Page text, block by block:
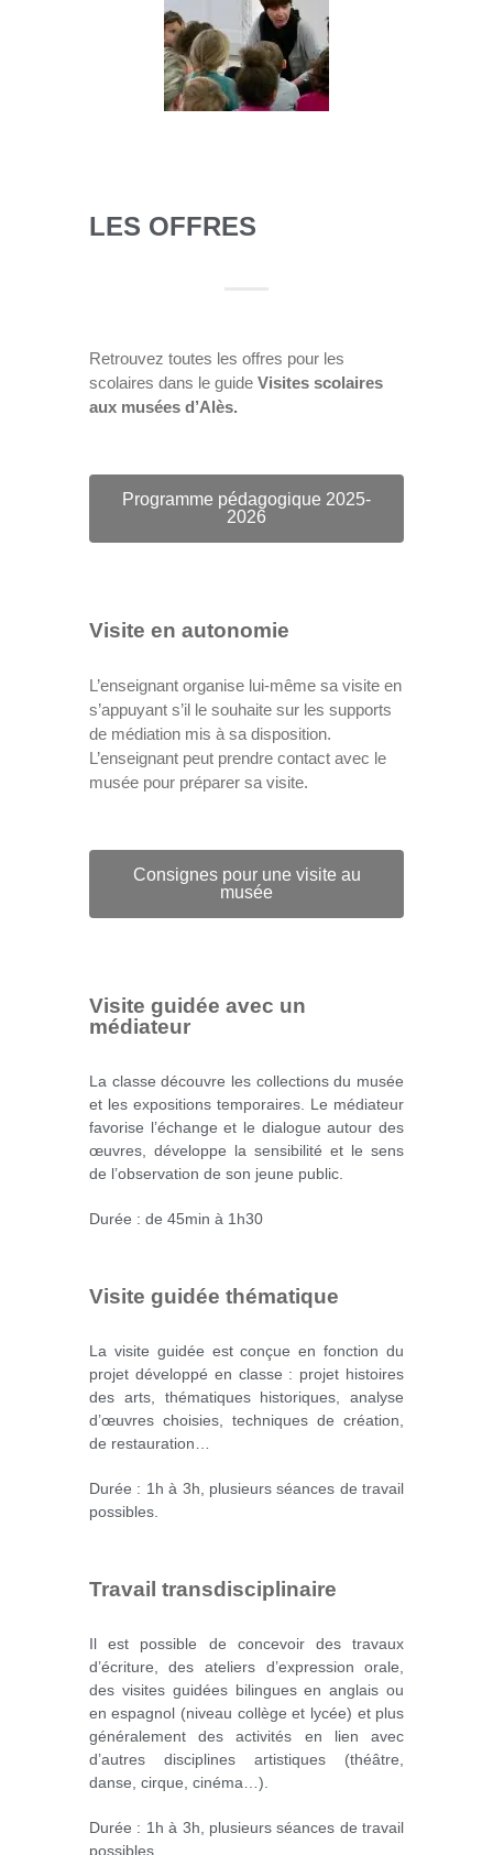
LES OFFRES
Retrouvez toutes les offres pour les
scolaires dans le guide Visites scolaires
aux musées d’Alès.
Programme pédagogique 2025-
2026
Visite en autonomie
L’enseignant organise lui-même sa visite en
s’appuyant s’il le souhaite sur les supports
de médiation mis à sa disposition.
L’enseignant peut prendre contact avec le
musée pour préparer sa visite.
Consignes pour une visite au
musée
Visite guidée avec un
médiateur
La classe découvre les collections du musée
et les expositions temporaires. Le médiateur
favorise l’échange et le dialogue autour des
œuvres, développe la sensibilité et le sens
de l’observation de son jeune public.
Durée : de 45min à 1h30
Visite guidée thématique
La visite guidée est conçue en fonction du
projet développé en classe : projet histoires
des arts, thématiques historiques, analyse
d’œuvres choisies, techniques de création,
de restauration…
Durée : 1h à 3h, plusieurs séances de travail
possibles.
Travail transdisciplinaire
Il est possible de concevoir des travaux
d’écriture, des ateliers d’expression orale,
des visites guidées bilingues en anglais ou
en espagnol (niveau collège et lycée) et plus
généralement des activités en lien avec
d’autres disciplines artistiques (théâtre,
danse, cirque, cinéma…).
Durée : 1h à 3h, plusieurs séances de travail
possibles.